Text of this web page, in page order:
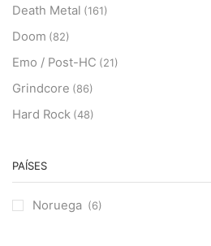
Death Metal (161)
Doom (82)
Emo / Post-HC (21)
Grindcore (86)
Hard Rock (48)
Heavy Metal
PAÍSES
Noruega (6)